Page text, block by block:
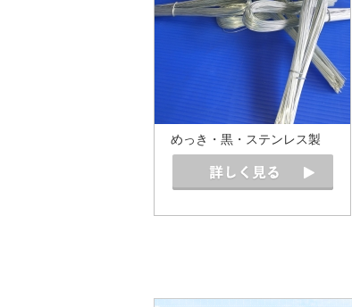
めっき・黒・ステンレス製